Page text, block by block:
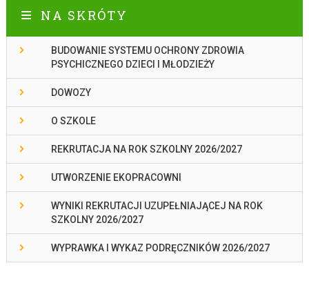
NA SKRÓTY
BUDOWANIE SYSTEMU OCHRONY ZDROWIA
PSYCHICZNEGO DZIECI I MŁODZIEŻY
DOWOZY
O SZKOLE
REKRUTACJA NA ROK SZKOLNY 2026/2027
UTWORZENIE EKOPRACOWNI
WYNIKI REKRUTACJI UZUPEŁNIAJĄCEJ NA ROK
SZKOLNY 2026/2027
WYPRAWKA I WYKAZ PODRĘCZNIKÓW 2026/2027